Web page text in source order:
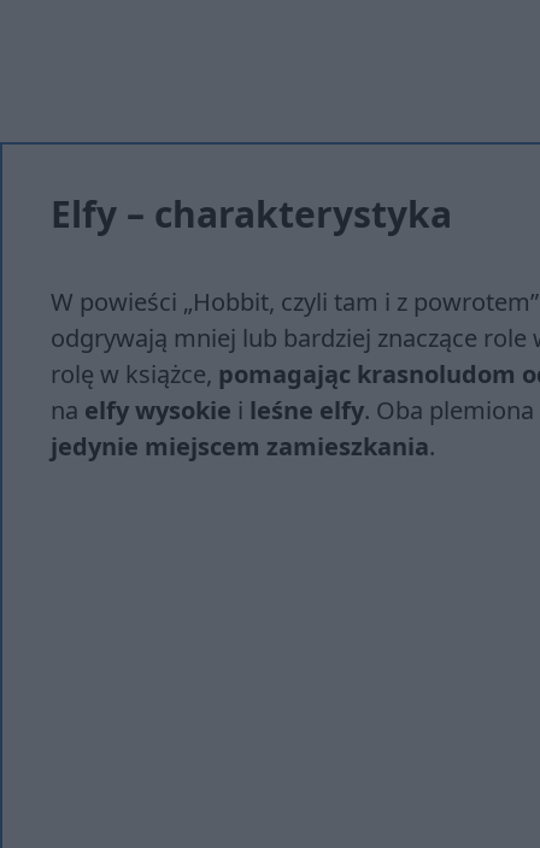
Elfy – charakterystyka
W powieści „Hobbit, czyli tam i z
odgrywają mniej lub bardziej znaczące role
rolę w książce, pomagając krasnoludom
na elfy wysokie i leśne elfy. Oba plemiona
jedynie miejscem zamieszkania.